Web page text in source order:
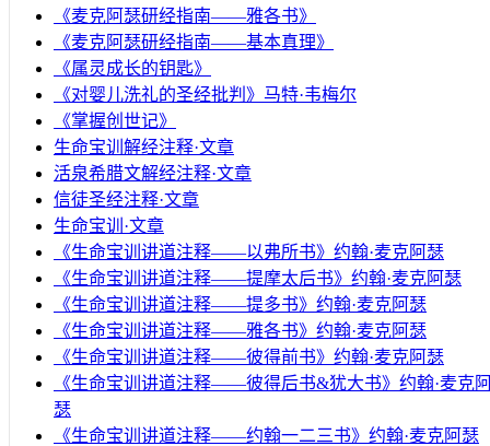
《麦克阿瑟研经指南——雅各书》
《麦克阿瑟研经指南——基本真理》
《属灵成长的钥匙》
《对婴儿洗礼的圣经批判》马特·韦梅尔
《掌握创世记》
生命宝训解经注释·文章
活泉希腊文解经注释·文章
信徒圣经注释·文章
生命宝训·文章
《生命宝训讲道注释——以弗所书》约翰·麦克阿瑟
《生命宝训讲道注释——提摩太后书》约翰·麦克阿瑟
《生命宝训讲道注释——提多书》约翰·麦克阿瑟
《生命宝训讲道注释——雅各书》约翰·麦克阿瑟
《生命宝训讲道注释——彼得前书》约翰·麦克阿瑟
《生命宝训讲道注释——彼得后书&犹大书》约翰·麦克
瑟
《生命宝训讲道注释——约翰一二三书》约翰·麦克阿瑟